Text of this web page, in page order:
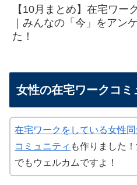
【10月まとめ】在宅ワー
｜みんなの「今」をアン
た！
女性の在宅ワークコミ
在宅ワークをしている女性
コミュニティ も作りました
でもウェルカムですよ！